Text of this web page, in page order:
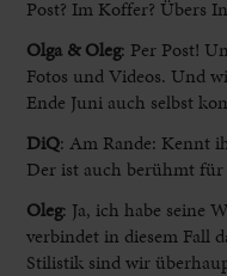
Post? Im Koffer? Übers
Olga & Oleg: Per Post!
Fotos und Videos. Und
Ende Juni auch selbst
DiQ: Am Rande: Kennt
Der ist auch berühmt
Oleg: Ja, ich habe seine
verbindet in diesem Fall
Stilistik sind wir